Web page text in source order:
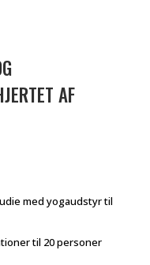
AF
med yogaudstyr til
til 20 personer